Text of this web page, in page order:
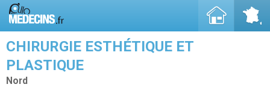
CHIRURGIE ESTHÉTIQUE ET
PLASTIQUE
Nord